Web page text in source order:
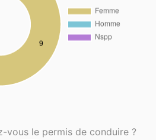
vous le permis de conduire ?